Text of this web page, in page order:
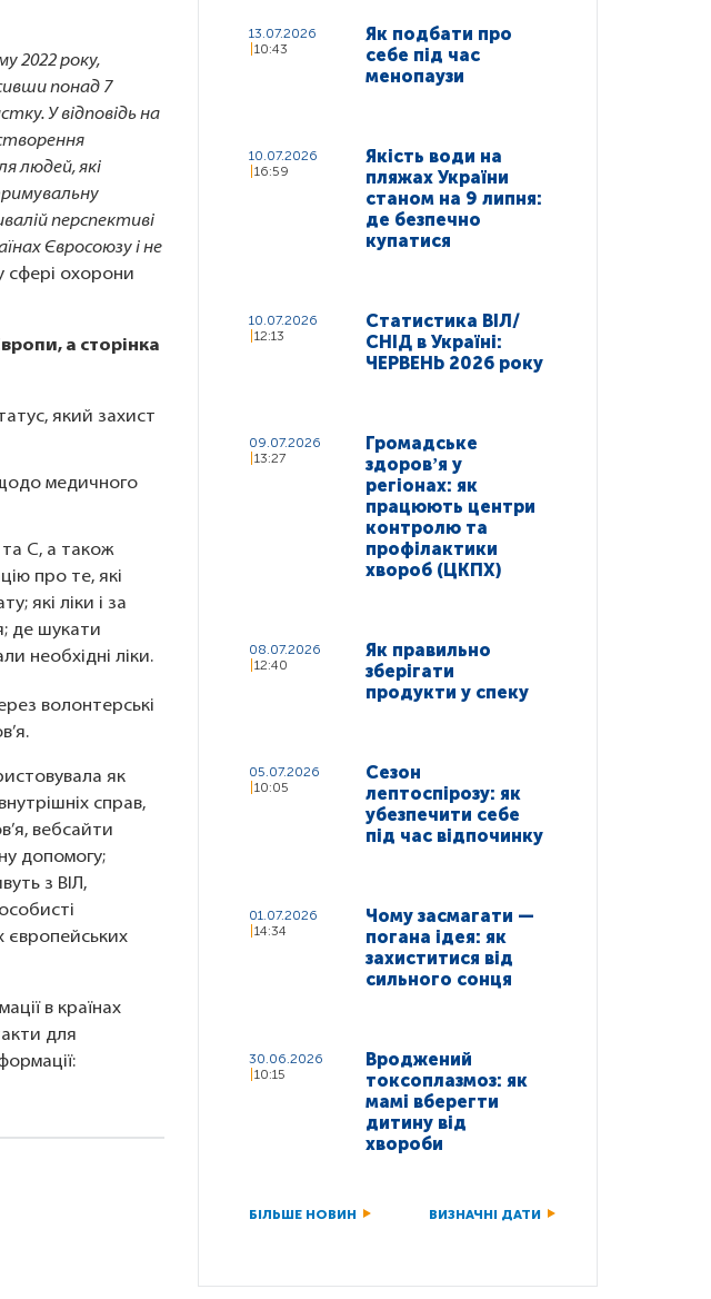
2022 року,
понад 7
У відповідь на
людей, які
перспективі
Євросоюзу і не
сфері охорони
а сторінка
який захист
медичного
та С, а також
про те, які
які ліки і за
де шукати
необхідні ліки.
волонтерські
як
справ,
вебсайти
допомогу;
з ВІЛ,
європейських
в країнах
для
13.07.2026
10:43
Як подбати про
себе під час
менопаузи
10.07.2026
16:59
Якість води на
пляжах України
станом на 9 липня:
де безпечно
купатися
10.07.2026
12:13
Статистика ВІЛ/
СНІД в Україні:
ЧЕРВЕНЬ 2026 року
09.07.2026
13:27
Громадське
здоровʼя у
регіонах: як
працюють центри
контролю та
профілактики
хвороб (ЦКПХ)
08.07.2026
12:40
Як правильно
зберігати
продукти у спеку
05.07.2026
10:05
Сезон
лептоспірозу: як
убезпечити себе
під час відпочинку
01.07.2026
14:34
Чому засмагати —
погана ідея: як
захиститися від
сильного сонця
30.06.2026
10:15
Вроджений
токсоплазмоз: як
мамі вберегти
дитину від
хвороби
БІЛЬШЕ НОВИН ВИЗНАЧНІ ДАТИ